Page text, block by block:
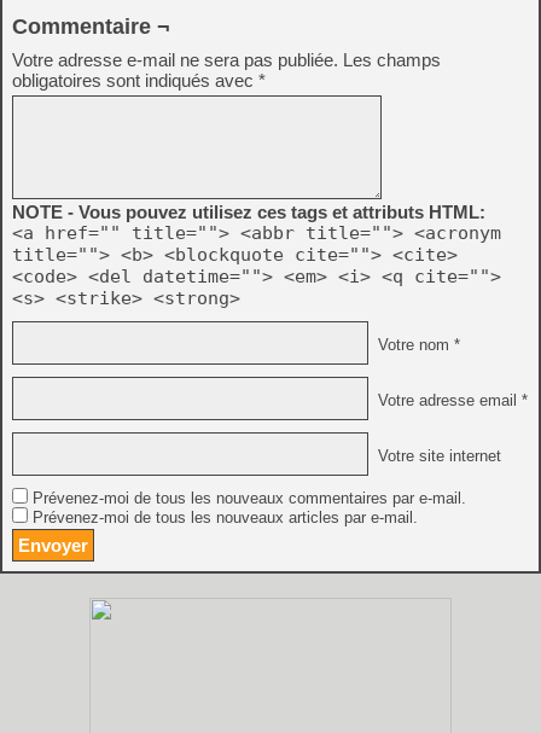
Commentaire ¬
Votre adresse e-mail ne sera pas publiée. Les champs
obligatoires sont indiqués avec *
NOTE - Vous pouvez utilisez ces tags et attributs HTML:
<a href="" title=""> <abbr title=""> <acronym
title=""> <b> <blockquote cite=""> <cite>
<code> <del datetime=""> <em> <i> <q cite="">
<s> <strike> <strong>
Votre nom *
Votre adresse email *
Votre site internet
Prévenez-moi de tous les nouveaux commentaires par e-mail.
Prévenez-moi de tous les nouveaux articles par e-mail.